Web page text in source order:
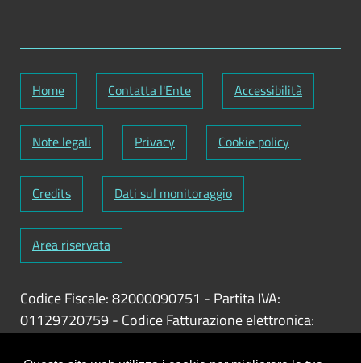
Home Contatta l'Ente Accessibilità
Note legali Privacy Cookie policy
Credits Dati sul monitoraggio
Area riservata
Codice Fiscale: 82000090751 - Partita IVA:
01129720759- Codice Fatturazione elettronica: